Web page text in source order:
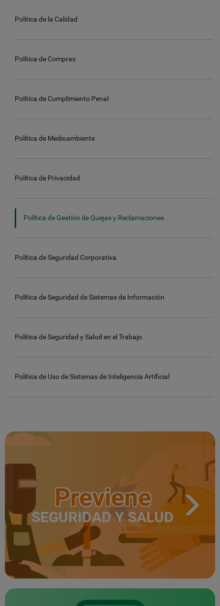
Política de la Calidad
Política de Compras
Política de Cumplimiento Penal
Política de Medioambiente
Política de Privacidad
Política de Gestión de Quejas y Reclamaciones
Política de Seguridad Corporativa
Política de Seguridad de Sistemas de Información
Política de Seguridad y Salud en el Trabajo
Política de Uso de Sistemas de Inteligencia Artificial
Previene
SEGURIDAD Y SALUD